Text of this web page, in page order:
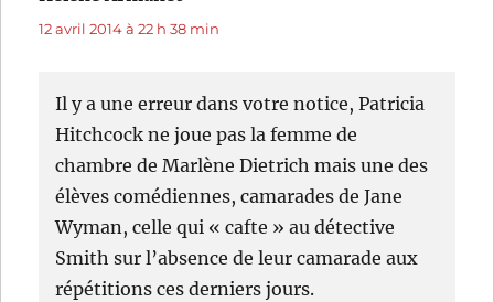
12 avril 2014 à 22 h 38 min
Il y a une erreur dans votre notice, Patricia
Hitchcock ne joue pas la femme de
chambre de Marlène Dietrich mais une des
élèves comédiennes, camarades de Jane
Wyman, celle qui « cafte » au détective
Smith sur l’absence de leur camarade aux
répétitions ces derniers jours.